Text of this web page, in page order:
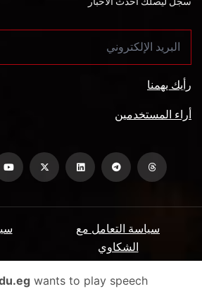
رأيك يهمنا
أراء المستخدمين
سياسة التعامل مع
الشكاوي
ميثاق المتعاملين
wants to play speech